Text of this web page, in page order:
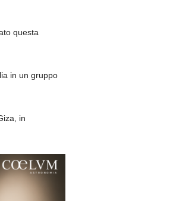
questa
in un gruppo
in